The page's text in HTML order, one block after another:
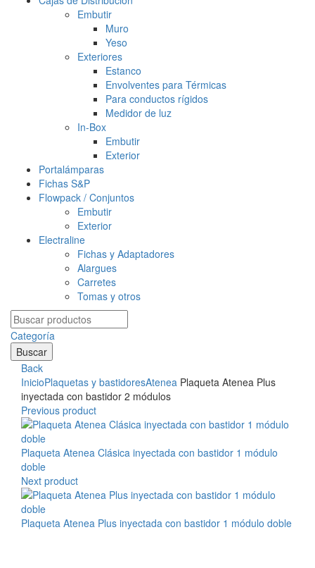
Embutir
Muro
Yeso
Exteriores
Estanco
Envolventes para Térmicas
Para conductos rígidos
Medidor de luz
In-Box
Embutir
Exterior
Portalámparas
Fichas S&P
Flowpack / Conjuntos
Embutir
Exterior
Electraline
Fichas y Adaptadores
Alargues
Carretes
Tomas y otros
Search
for:
Categoría
Buscar
Back
InicioPlaquetas y bastidoresAtenea Plaqueta Atenea Plus
inyectada con bastidor 2 módulos
Previous product
Plaqueta Atenea Clásica inyectada con bastidor 1 módulo
doble
Next product
Plaqueta Atenea Plus inyectada con bastidor 1 módulo doble